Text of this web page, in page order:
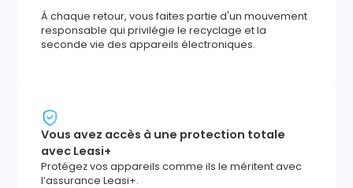
À chaque retour, vous faites partie d'un mouvement
responsable qui privilégie le recyclage et la
seconde vie des appareils électroniques.
Vous avez accès à une protection totale
avec Leasi+
Protégez vos appareils comme ils le méritent avec
l’assurance Leasi+.